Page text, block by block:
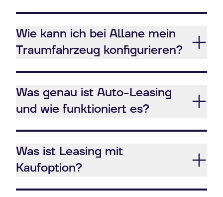
Wie kann ich bei Allane mein
Traumfahrzeug konfigurieren?
Was genau ist Auto-Leasing
und wie funktioniert es?
Was ist Leasing mit
Kaufoption?